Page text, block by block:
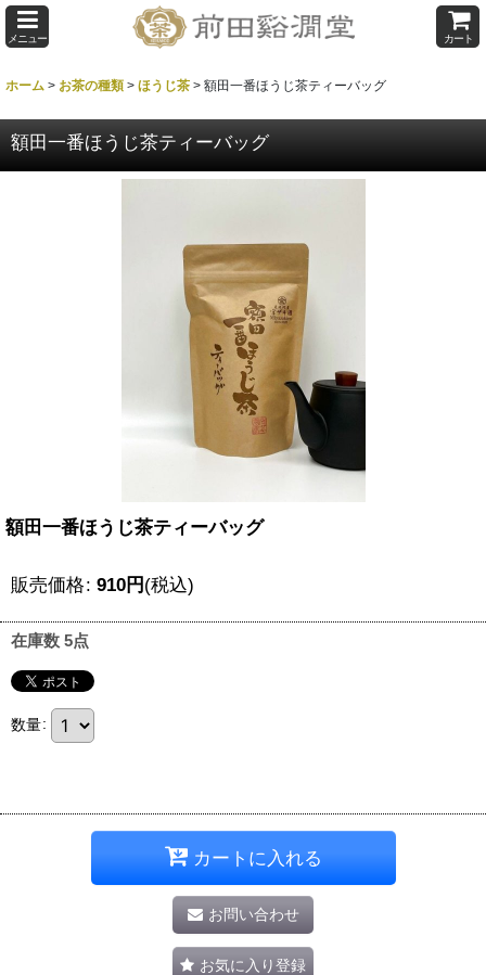
メニュー カート
ホーム > お茶の種類 > ほうじ茶 > 額田一番ほうじ茶ティーバッグ
額田一番ほうじ茶ティーバッグ
額田一番ほうじ茶ティーバッグ
販売価格: 910円(税込)
在庫数 5点
数量:
カートに入れる
お問い合わせ
お気に入り登録